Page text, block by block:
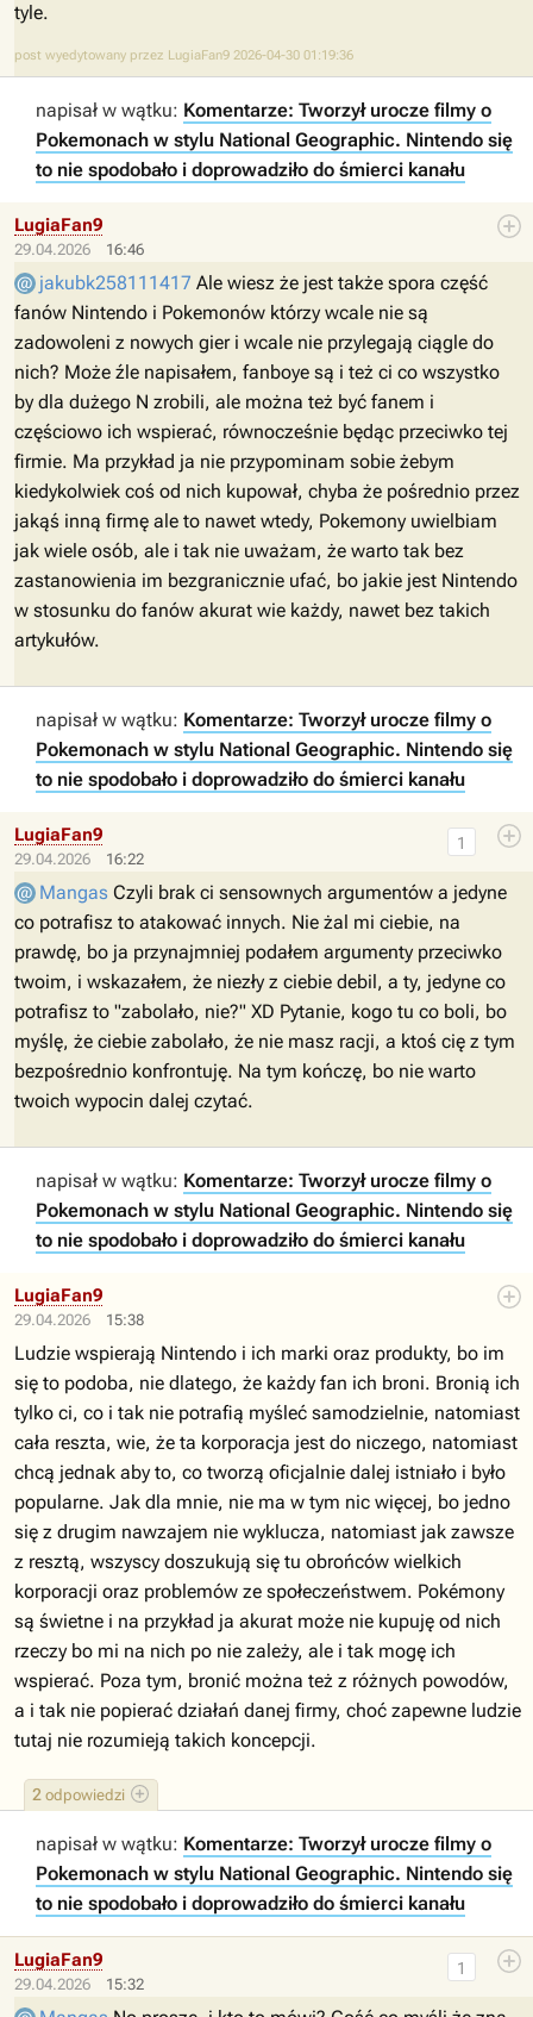
tyle.
post wyedytowany przez LugiaFan9 2026-04-30 01:19:36
napisał w wątku: Komentarze: Tworzył urocze filmy o
Pokemonach w stylu National Geographic. Nintendo się
to nie spodobało i doprowadziło do śmierci kanału
29.04.2026 16:46
LugiaFan9
jakubk258111417 Ale wiesz że jest także spora część
fanów Nintendo i Pokemonów którzy wcale nie są
zadowoleni z nowych gier i wcale nie przylegają ciągle do
nich? Może źle napisałem, fanboye są i też ci co wszystko
by dla dużego N zrobili, ale można też być fanem i
częściowo ich wspierać, równocześnie będąc przeciwko tej
firmie. Ma przykład ja nie przypominam sobie żebym
kiedykolwiek coś od nich kupował, chyba że pośrednio przez
jakąś inną firmę ale to nawet wtedy, Pokemony uwielbiam
jak wiele osób, ale i tak nie uważam, że warto tak bez
zastanowienia im bezgranicznie ufać, bo jakie jest Nintendo
w stosunku do fanów akurat wie każdy, nawet bez takich
artykułów.
napisał w wątku: Komentarze: Tworzył urocze filmy o
Pokemonach w stylu National Geographic. Nintendo się
to nie spodobało i doprowadziło do śmierci kanału
29.04.2026 16:22
1
LugiaFan9
Mangas Czyli brak ci sensownych argumentów a jedyne
co potrafisz to atakować innych. Nie żal mi ciebie, na
prawdę, bo ja przynajmniej podałem argumenty przeciwko
twoim, i wskazałem, że niezły z ciebie debil, a ty, jedyne co
potrafisz to "zabolało, nie?" XD Pytanie, kogo tu co boli, bo
myślę, że ciebie zabolało, że nie masz racji, a ktoś cię z tym
bezpośrednio konfrontuję. Na tym kończę, bo nie warto
twoich wypocin dalej czytać.
napisał w wątku: Komentarze: Tworzył urocze filmy o
Pokemonach w stylu National Geographic. Nintendo się
to nie spodobało i doprowadziło do śmierci kanału
29.04.2026 15:38
2 odpowiedzi
LugiaFan9
Ludzie wspierają Nintendo i ich marki oraz produkty, bo im
się to podoba, nie dlatego, że każdy fan ich broni. Bronią ich
tylko ci, co i tak nie potrafią myśleć samodzielnie, natomiast
cała reszta, wie, że ta korporacja jest do niczego, natomiast
chcą jednak aby to, co tworzą oficjalnie dalej istniało i było
popularne. Jak dla mnie, nie ma w tym nic więcej, bo jedno
się z drugim nawzajem nie wyklucza, natomiast jak zawsze
z resztą, wszyscy doszukują się tu obrońców wielkich
korporacji oraz problemów ze społeczeństwem. Pokémony
są świetne i na przykład ja akurat może nie kupuję od nich
rzeczy bo mi na nich po nie zależy, ale i tak mogę ich
wspierać. Poza tym, bronić można też z różnych powodów,
a i tak nie popierać działań danej firmy, choć zapewne ludzie
tutaj nie rozumieją takich koncepcji.
napisał w wątku: Komentarze: Tworzył urocze filmy o
Pokemonach w stylu National Geographic. Nintendo się
to nie spodobało i doprowadziło do śmierci kanału
29.04.2026 15:32
1
LugiaFan9